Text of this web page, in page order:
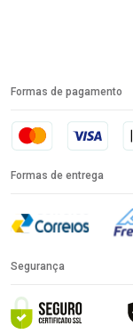
Formas de pagamento
Formas de entrega
Segurança